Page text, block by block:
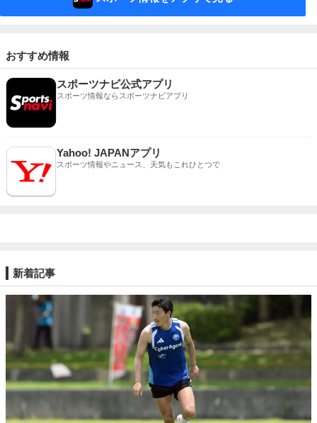
おすすめ情報
スポーツナビ公式アプリ
スポーツ情報ならスポーツナビアプリ
Yahoo! JAPANアプリ
スポーツ情報やニュース、天気もこれひとつで
新着記事